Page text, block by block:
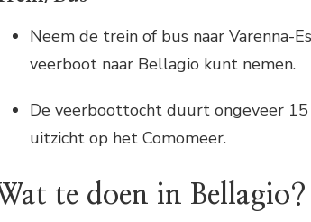
Neem de trein of bus naar Varenna-
veerboot naar Bellagio kunt nemen.
De veerboottocht duurt ongeveer
uitzicht op het Comomeer.
te doen in Bellagio?